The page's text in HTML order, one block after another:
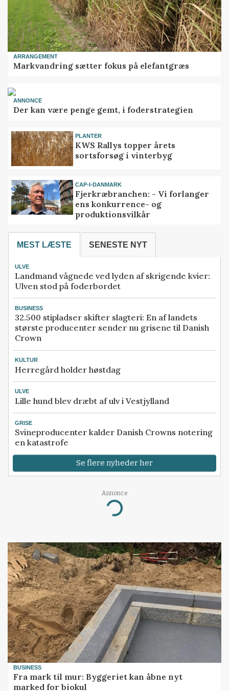
ARRANGEMENT
Markvandring sætter fokus på elefantgræs
ANNONCE
Der kan være penge gemt, i foderstrategien
PLANTER
KWS Rallys topper årets
sortsforsøg i vinterbyg
CAP-I-DANMARK
Fjerkræbranchen: - Vi forlanger
ens konkurrence- og
produktionsvilkår
MEST LÆSTE SENESTE NYT
ULVE
Landmand vågnede ved lyden af skrigende kvier:
Ulven stod på foderbordet
BUSINESS
32.500 stipladser skifter slagteri: En af landets
største producenter sender nu grisene til Danish
Crown
KULTUR
Herregård holder høstdag
ULVE
Lille hund blev dræbt af ulv i Vestjylland
GRISE
Svineproducenter kalder Danish Crowns notering
en katastrofe
Se flere nyheder her
Annonce
Loading...
BUSINESS
Fra mark til mur: Byggeriet kan åbne nyt
marked for biokul